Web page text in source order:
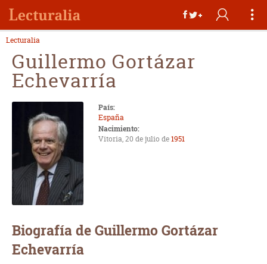
Lecturalia
Guillermo Gortázar
Echevarría
País:
España
Nacimiento:
Vitoria, 20 de julio de1951
Biografía de Guillermo Gortázar
Echevarría